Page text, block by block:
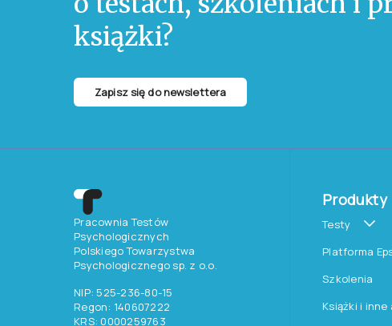
książki?
Zapisz się do newslettera
Pracownia Testów
Psychologicznych
Polskiego Towarzystwa
Psychologicznego sp. z o.o.
NIP: 525-236-80-15
Regon: 140607222
KRS: 0000259763
Produkty
Testy
Platforma
Szkolenia
Książki i